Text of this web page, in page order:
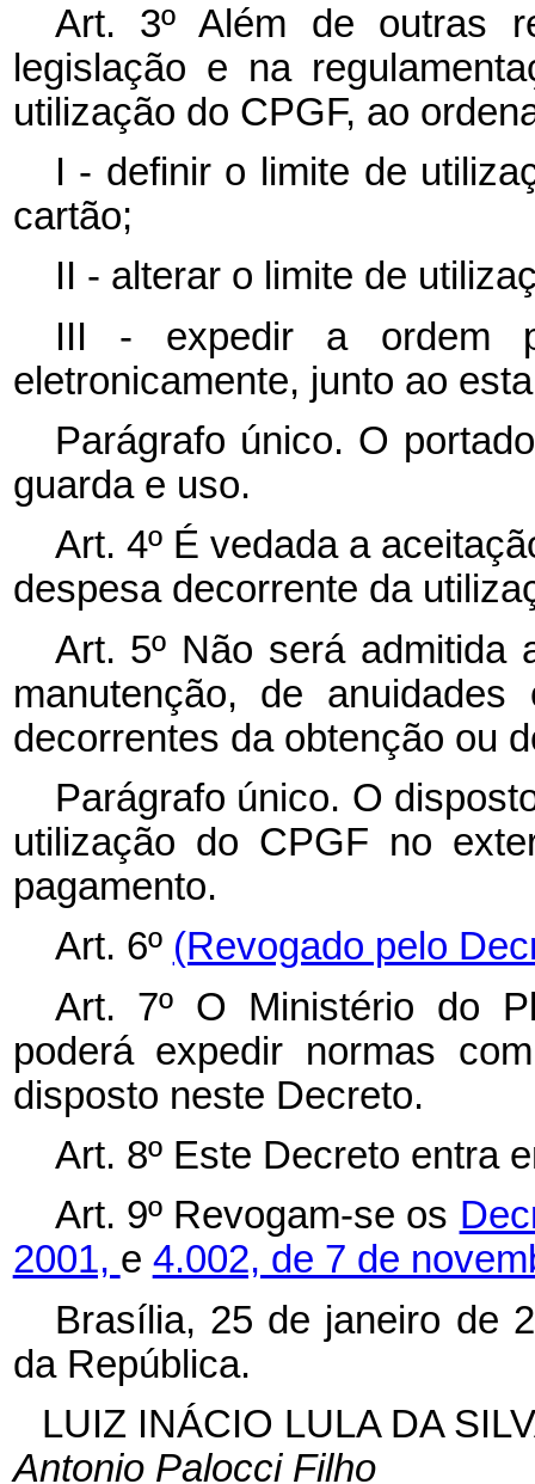
Art. 3º Além de outras
legislação e na
utilização do CPGF, ao
I - definir o limite de
cartão;
II - alterar o limite de
III - expedir a ordem
eletronicamente, junto ao
Parágrafo único. O
guarda e uso.
Art. 4º É vedada a
despesa decorrente da
Art. 5º Não será admitida
manutenção, de
decorrentes da obtenção ou
Parágrafo único. O
utilização do CPGF no
pagamento.
Art. 6º (Revogado pelo
Art. 7º O Ministério do
poderá expedir normas
disposto neste Decreto.
Art. 8º Este Decreto entra
Art. 9º Revogam-se os
2001, e 4.002, de 7 de
Brasília, 25 de janeiro de
da República.
LUIZ INÁCIO LULA DA
Antonio Palocci Filho